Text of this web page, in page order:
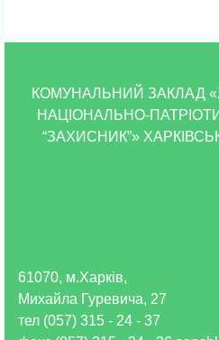
КОМУНАЛЬНИЙ ЗАКЛАД
НАЦІОНАЛЬНО-
“ЗАХИСНИК”»
61070, м.Харків,
Михайла Гуревича, 27
тел (057) 315 - 24 - 37